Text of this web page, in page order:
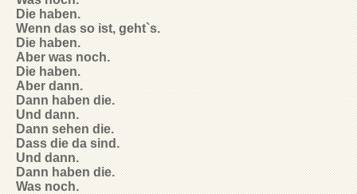
Die haben.
Wenn das so ist, geht`s.
Die haben.
Aber was noch.
Die haben.
Aber dann.
Dann haben die.
Und dann.
Dann sehen die.
Dass die da sind.
Und dann.
Dann haben die.
Was noch.